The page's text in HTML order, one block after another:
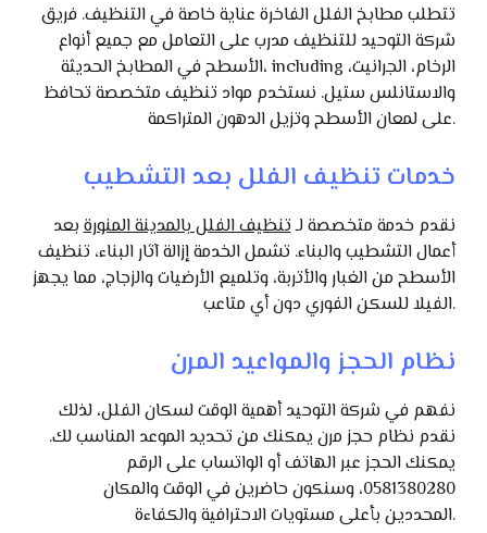
تتطلب مطابخ الفلل الفاخرة عناية خاصة في التنظيف. فريق
شركة التوحيد للتنظيف مدرب على التعامل مع جميع أنواع
الأسطح في المطابخ الحديثة، including الرخام، الجرانيت،
والاستانلس ستيل. نستخدم مواد تنظيف متخصصة تحافظ
على لمعان الأسطح وتزيل الدهون المتراكمة.
خدمات تنظيف الفلل بعد التشطيب
نقدم خدمة متخصصة لـتنظيف الفلل بالمدينة المنورةبعد
أعمال التشطيب والبناء. تشمل الخدمة إزالة آثار البناء، تنظيف
الأسطح من الغبار والأتربة، وتلميع الأرضيات والزجاج، مما يجهز
الفيلا للسكن الفوري دون أي متاعب.
نظام الحجز والمواعيد المرن
نفهم في شركة التوحيد أهمية الوقت لسكان الفلل، لذلك
نقدم نظام حجز مرن يمكنك من تحديد الموعد المناسب لك.
يمكنك الحجز عبر الهاتف أو الواتساب على الرقم
0581380280، وسنكون حاضرين في الوقت والمكان
المحددين بأعلى مستويات الاحترافية والكفاءة.